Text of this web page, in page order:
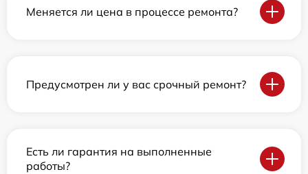
Меняется ли цена в процессе ремонта?
Предусмотрен ли у вас срочный ремонт?
Есть ли гарантия на выполненные
работы?